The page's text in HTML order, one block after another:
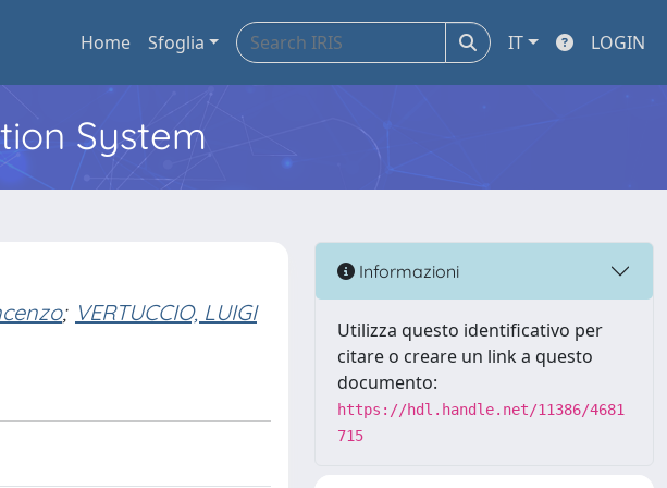
Home Sfoglia IT LOGIN
System
; VERTUCCIO, LUIGI
Informazioni
Utilizza questo identificativo per
citare o creare un link a questo
documento:
https://hdl.handle.net/11386/4681
715